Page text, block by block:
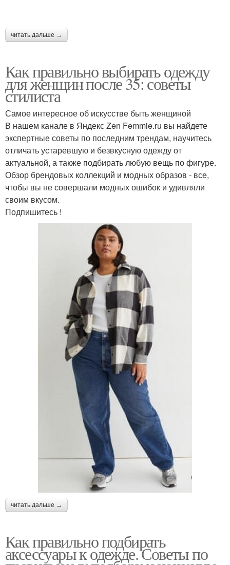
читать дальше →
Как правильно выбирать одежду
для женщин после 35: советы
стилиста
Самое интересное об искусстве быть женщиной
В нашем канале в Яндекс Zen Femmie.ru вы найдете
экспертные советы по последним трендам, научитесь
отличать устаревшую и безвкусную одежду от
актуальной, а также подбирать любую вещь по фигуре.
Обзор брендовых коллекций и модных образов - все,
чтобы вы не совершали модных ошибок и удивляли
своим вкусом.
Подпишитесь !
читать дальше →
Как правильно подбирать
аксессуары к одежде. Советы по